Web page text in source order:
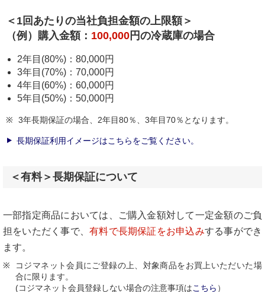
＜1回あたりの当社負担金額の上限額＞
（例）購入金額： 100,000 円の冷蔵庫の場合
2年目(80%)：80,000円
3年目(70%)：70,000円
4年目(60%)：60,000円
5年目(50%)：50,000円
3年長期保証の場合、2年目80％、3年目70％となります。
長期保証利用イメージはこちらをご覧ください。
＜有料＞長期保証について
一部指定商品においては、ご購入金額対して一定金額のご負
担をいただく事で、有料で長期保証をお申込みする事ができ
ます。
コジマネット会員にご登録の上、対象商品をお買上いただいた場
合に限ります。
(コジマネット会員登録しない場合の注意事項はこちら ）